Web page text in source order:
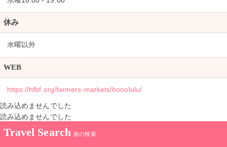
休み
水曜以外
WEB
https://hfbf.org/farmers-markets/honolulu/
読み込めませんでした
読み込めませんでした
Travel Search 旅の検索